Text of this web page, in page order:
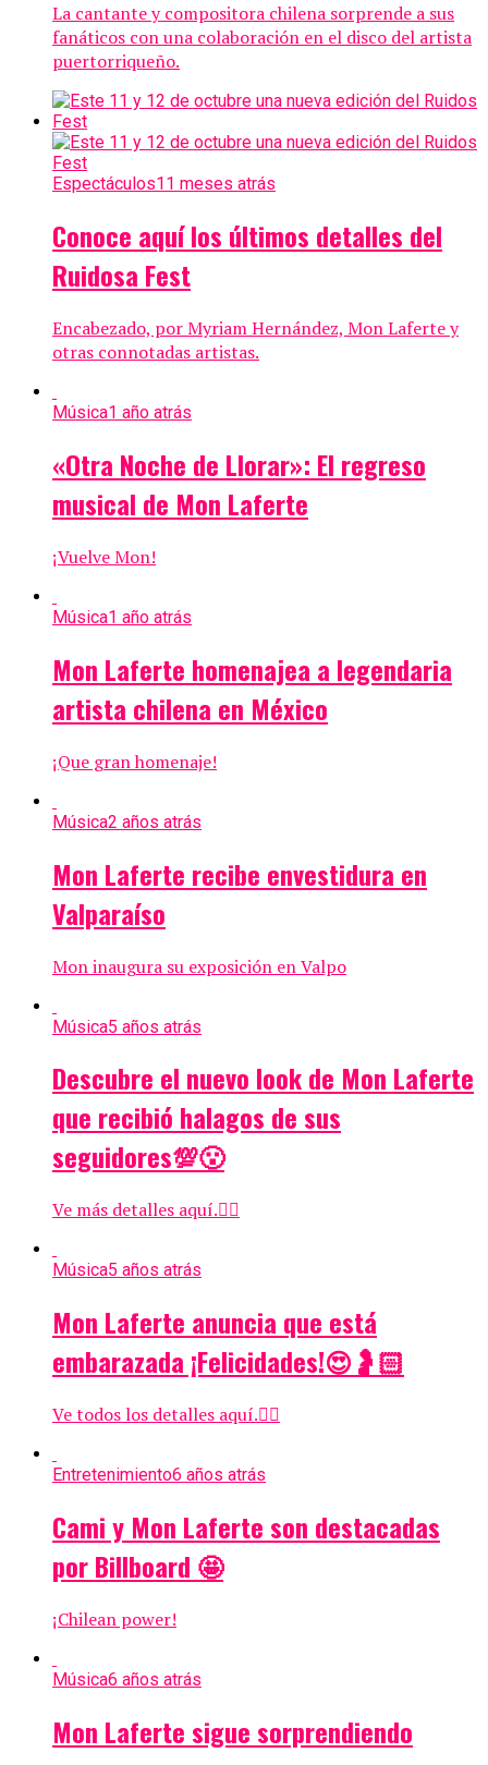
La cantante y compositora chilena sorprende a sus
fanáticos con una colaboración en el disco del artista
puertorriqueño.
Espectáculos11 meses atrás
Conoce aquí los últimos detalles del
Ruidosa Fest
Encabezado, por Myriam Hernández, Mon Laferte y
otras connotadas artistas.
Música1 año atrás
«Otra Noche de Llorar»: El regreso
musical de Mon Laferte
¡Vuelve Mon!
Música1 año atrás
Mon Laferte homenajea a legendaria
artista chilena en México
¡Que gran homenaje!
Música2 años atrás
Mon Laferte recibe envestidura en
Valparaíso
Mon inaugura su exposición en Valpo
Música5 años atrás
Descubre el nuevo look de Mon Laferte
que recibió halagos de sus
seguidores💯😮
Ve más detalles aquí.👇🏻
Música5 años atrás
Mon Laferte anuncia que está
embarazada ¡Felicidades!😍🤰🏻
Ve todos los detalles aquí.👇🏻
Entretenimiento6 años atrás
Cami y Mon Laferte son destacadas
por Billboard 🤩
¡Chilean power!
Música6 años atrás
Mon Laferte sigue sorprendiendo